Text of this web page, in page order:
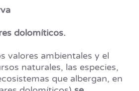
dolomíticos.
valores ambientales y el
naturales, las especies,
que albergan, en